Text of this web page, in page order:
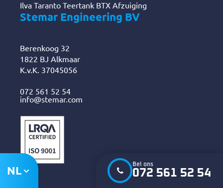
NL Bel ons
072 561 52 54
Ilva Taranto Teertank BTX Afzuiging
Stemar Engineering BV
Berenkoog 32
1822 BJ Alkmaar
K.v.K. 37045056
072 561 52 54
info@stemar.com